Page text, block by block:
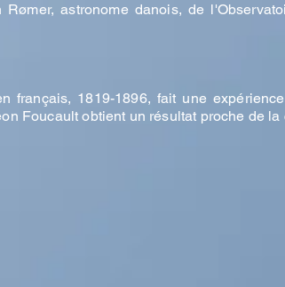
astronome danois, de l'
français, 1819-1896, fait une
Foucault obtient un résultat proche de